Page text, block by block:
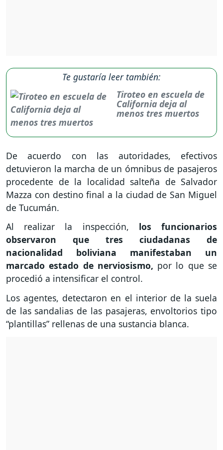
Te gustaría leer también:
Tiroteo en escuela de
California deja al
menos tres muertos
De acuerdo con las autoridades, efectivos
detuvieron la marcha de un ómnibus de pasajeros
procedente de la localidad salteña de Salvador
Mazza con destino final a la ciudad de San Miguel
de Tucumán.
Al realizar la inspección, los funcionarios
observaron que tres ciudadanas de
nacionalidad boliviana manifestaban un
marcado estado de nerviosismo, por lo que se
procedió a intensificar el control.
Los agentes, detectaron en el interior de la suela
de las sandalias de las pasajeras, envoltorios tipo
“plantillas” rellenas de una sustancia blanca.